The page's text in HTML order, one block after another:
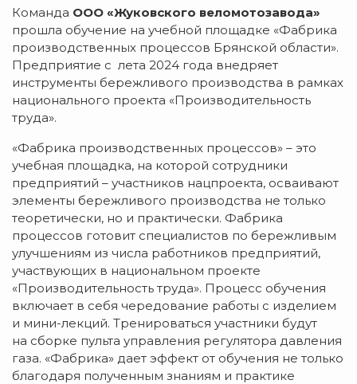
Команда ООО «Жуковского веломотозавода»
прошла обучение на учебной площадке «Фабрика
производственных процессов Брянской области».
Предприятие с лета 2024 года внедряет
инструменты бережливого производства в рамках
национального проекта «Производительность
труда».
«Фабрика производственных процессов» – это
учебная площадка, на которой сотрудники
предприятий – участников нацпроекта, осваивают
элементы бережливого производства не только
теоретически, но и практически. Фабрика
процессов готовит специалистов по бережливым
улучшениям из числа работников предприятий,
участвующих в национальном проекте
«Производительность труда». Процесс обучения
включает в себя чередование работы с изделием
и мини-лекций. Тренироваться участники будут
на сборке пульта управления регулятора давления
газа. «Фабрика» дает эффект от обучения не только
благодаря полученным знаниям и практике